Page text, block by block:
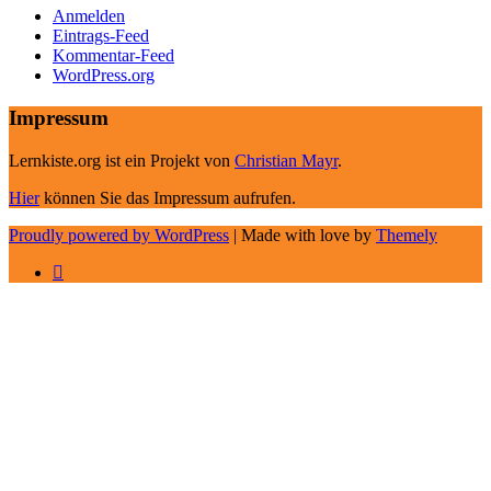
Anmelden
Eintrags-Feed
Kommentar-Feed
WordPress.org
Impressum
Lernkiste.org ist ein Projekt von Christian Mayr.
Hierkönnen Sie das Impressum aufrufen.
Proudly powered by WordPress | Made with love by Themely